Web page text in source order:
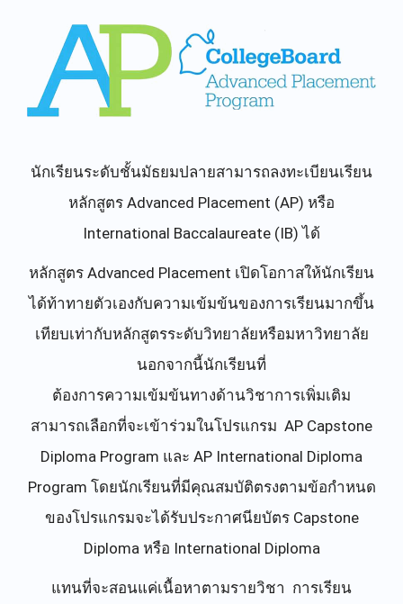
นักเรียนระดับชั้นมัธยมปลายสามารถลงทะเบียนเรียน
หลักสูตร Advanced Placement (AP) หรือ
International Baccalaureate (IB) ได้
หลักสูตร Advanced Placement เปิดโอกาสให้นักเรียน
ได้ท้าทายตัวเองกับความเข้มข้นของการเรียนมากขึ้น
เทียบเท่ากับหลักสูตรระดับวิทยาลัยหรือมหาวิทยาลัย
นอกจากนี้นักเรียนที่
ต้องการความเข้มข้นทางด้านวิชาการเพิ่มเติม
สามารถเลือกที่จะเข้าร่วมในโปรแกรม AP Capstone
Diploma Program และ AP International Diploma
Program โดยนักเรียนที่มีคุณสมบัติตรงตามข้อกำหนด
ของโปรแกรมจะได้รับประกาศนียบัตร Capstone
Diploma หรือ International Diploma
แทนที่จะสอนแค่เนื้อหาตามรายวิชา การเรียน